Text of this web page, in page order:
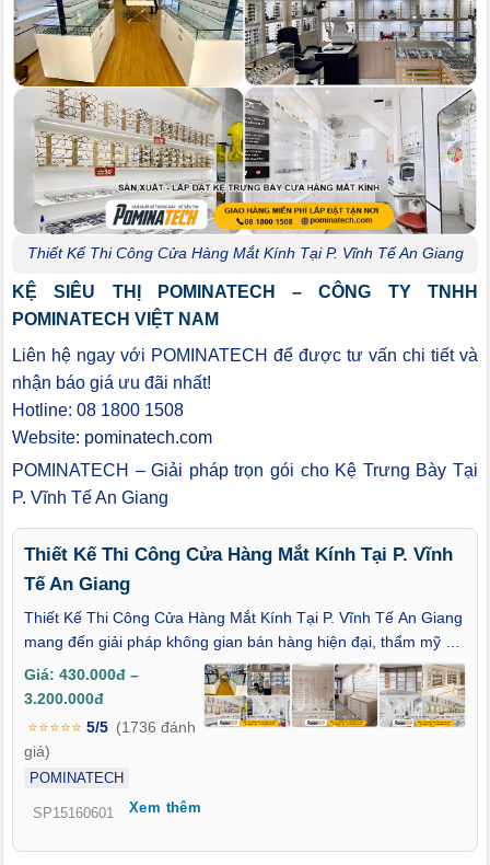
Thiết Kế Thi Công Cửa Hàng Mắt Kính Tại P. Vĩnh Tế An Giang
KỆ SIÊU THỊ POMINATECH – CÔNG TY TNHH
POMINATECH VIỆT NAM
Liên hệ ngay với POMINATECH để được tư vấn chi tiết và
nhận báo giá ưu đãi nhất!
Hotline: 08 1800 1508
Website: pominatech.com
POMINATECH – Giải pháp trọn gói cho Kệ Trưng Bày Tại
P. Vĩnh Tế An Giang
Thiết Kế Thi Công Cửa Hàng Mắt Kính Tại P. Vĩnh
Tế An Giang
Thiết Kế Thi Công Cửa Hàng Mắt Kính Tại P. Vĩnh Tế An Giang
mang đến giải pháp không gian bán hàng hiện đại, thẩm mỹ và
hiệu quả. Thiết kế kệ trưng bày khoa học, ánh sáng hợp lý giúp
sản phẩm nổi bật và thu hút khách hàng. Thi công nhanh, đúng
tiến độ, chi phí minh bạch. Liên hệ ngay để sở hữu cửa hàng
mắt kính chuyên nghiệp và nâng cao hiệu quả kinh doanh.
Giá: 430.000đ –
3.200.000đ
⭐⭐⭐⭐⭐ 5/5 (1736 đánh
giá)
POMINATECH
SP15160601 Xem thêm